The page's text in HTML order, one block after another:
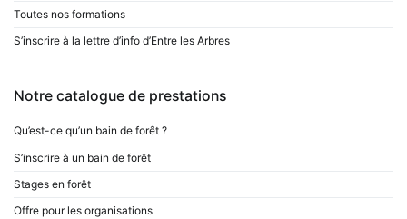
Toutes nos formations
S’inscrire à la lettre d’info d’Entre les Arbres
Notre catalogue de prestations
Qu’est-ce qu’un bain de forêt ?
S’inscrire à un bain de forêt
Stages en forêt
Offre pour les organisations